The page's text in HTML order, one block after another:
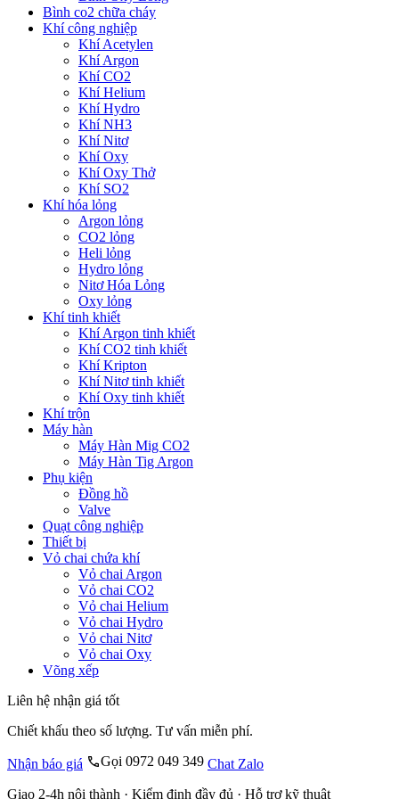
Bình co2 chữa cháy
Khí công nghiệp
Khí Acetylen
Khí Argon
Khí CO2
Khí Helium
Khí Hydro
Khí NH3
Khí Nitơ
Khí Oxy
Khí Oxy Thở
Khí SO2
Khí hóa lỏng
Argon lỏng
CO2 lỏng
Heli lỏng
Hydro lỏng
Nitơ Hóa Lỏng
Oxy lỏng
Khí tinh khiết
Khí Argon tinh khiết
Khí CO2 tinh khiết
Khí Kripton
Khí Nitơ tinh khiết
Khí Oxy tinh khiết
Khí trộn
Máy hàn
Máy Hàn Mig CO2
Máy Hàn Tig Argon
Phụ kiện
Đồng hồ
Valve
Quạt công nghiệp
Thiết bị
Vỏ chai chứa khí
Vỏ chai Argon
Vỏ chai CO2
Vỏ chai Helium
Vỏ chai Hydro
Vỏ chai Nitơ
Vỏ chai Oxy
Võng xếp
Liên hệ nhận giá tốt
Chiết khấu theo số lượng. Tư vấn miễn phí.
Nhận báo giá Gọi 0972 049 349 Chat Zalo
Giao 2-4h nội thành · Kiểm định đầy đủ · Hỗ trợ kỹ thuật